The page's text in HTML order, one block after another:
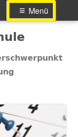
Menü